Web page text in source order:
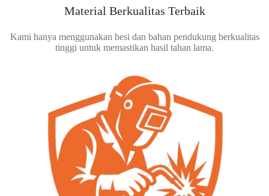
Material Berkualitas Terbaik
Kami hanya menggunakan besi dan bahan pendukung berkualitas
tinggi untuk memastikan hasil tahan lama.